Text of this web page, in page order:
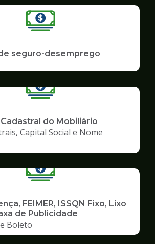
seguro-desemprego
do Mobiliário
Capital Social e Nome
FEIMER, ISSQN Fixo, Lixo
de Publicidade
Boleto